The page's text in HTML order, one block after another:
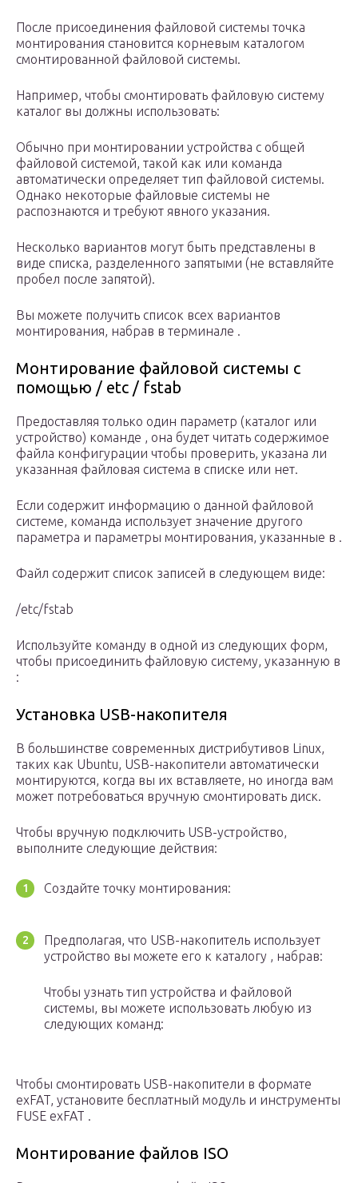
После присоединения файловой системы точка
монтирования становится корневым каталогом
смонтированной файловой системы.
Например, чтобы смонтировать файловую систему
каталог вы должны использовать:
Обычно при монтировании устройства с общей
файловой системой, такой как или команда
автоматически определяет тип файловой системы.
Однако некоторые файловые системы не
распознаются и требуют явного указания.
Несколько вариантов могут быть представлены в
виде списка, разделенного запятыми (не вставляйте
пробел после запятой).
Вы можете получить список всех вариантов
монтирования, набрав в терминале .
Монтирование файловой системы с
помощью / etc / fstab
Предоставляя только один параметр (каталог или
устройство) команде , она будет читать содержимое
файла конфигурации чтобы проверить, указана ли
указанная файловая система в списке или нет.
Если содержит информацию о данной файловой
системе, команда использует значение другого
параметра и параметры монтирования, указанные в .
Файл содержит список записей в следующем виде:
/etc/fstab
Используйте команду в одной из следующих форм,
чтобы присоединить файловую систему, указанную в
:
Установка USB-накопителя
В большинстве современных дистрибутивов Linux,
таких как Ubuntu, USB-накопители автоматически
монтируются, когда вы их вставляете, но иногда вам
может потребоваться вручную смонтировать диск.
Чтобы вручную подключить USB-устройство,
выполните следующие действия:
Создайте точку монтирования:
Предполагая, что USB-накопитель использует
устройство вы можете его к каталогу , набрав:
Чтобы узнать тип устройства и файловой
системы, вы можете использовать любую из
следующих команд:
Чтобы смонтировать USB-накопители в формате
exFAT, установите бесплатный модуль и инструменты
FUSE exFAT .
Монтирование файлов ISO